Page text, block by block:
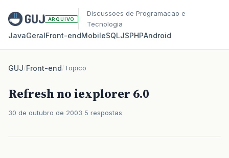
ARQUIVO
Discussoes de Programacao e
Tecnologia
JavaGeralFront‑endMobileSQLJSPHPAndroid
GUJ/Front-end/Topico
Refresh no iexplorer 6.0
30 de outubro de 2003 5 respostas